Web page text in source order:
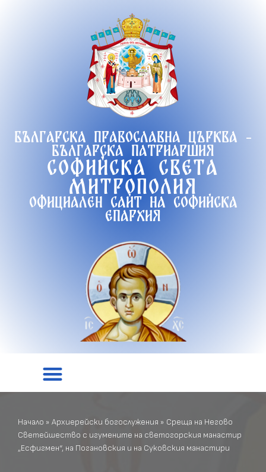
Българска православна църква -
Българска патриаршия
Софийска света
митрополия
Официален сайт на софийска
епархия
Начало » Архиерейски богослужения » Среща на Негово
Светейшество с игумените на светогорския манастир
„Есфигмен“, на Погановския и на Суковския манастири